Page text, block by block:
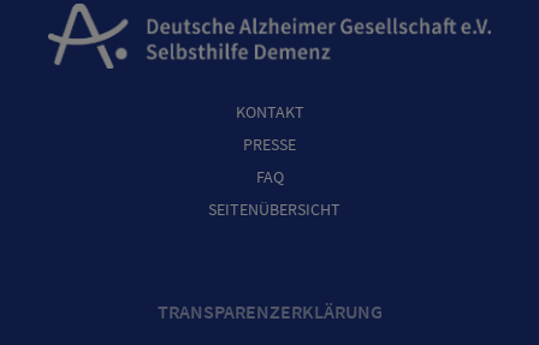
KONTAKT
PRESSE
FAQ
SEITENÜBERSICHT
TRANSPARENZERKLÄRUNG